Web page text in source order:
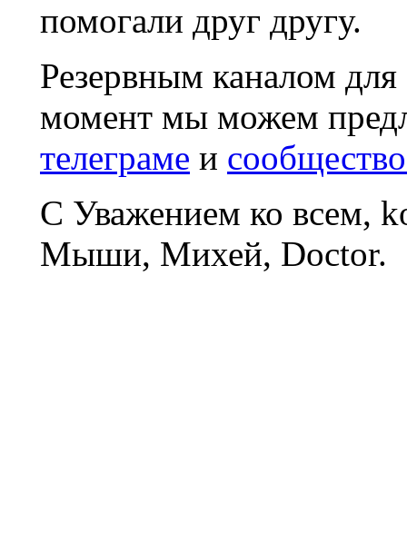
помогали друг другу.
Резервным каналом
момент мы можем
телеграме и
С Уважением ко всем,
Мыши, Михей, Doctor.